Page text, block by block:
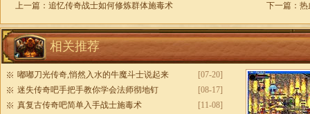
上一篇： 追忆传奇战士如何修炼群体施毒术 下一篇： 热
相关推荐
[07-20]
嘟嘟刀光传奇,悄然入水的牛魔斗士说起来
[08-17]
迷失传奇吧手把手教你学会法师彻地钉
[11-08]
真复古传奇吧简单入手战士施毒术